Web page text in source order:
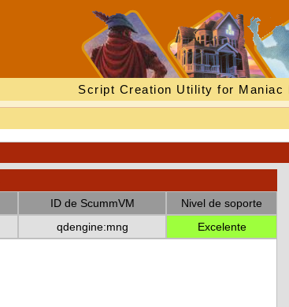
Script Creation Utility for Maniac
ID de ScummVM
Nivel de soporte
qdengine:mng Excelente